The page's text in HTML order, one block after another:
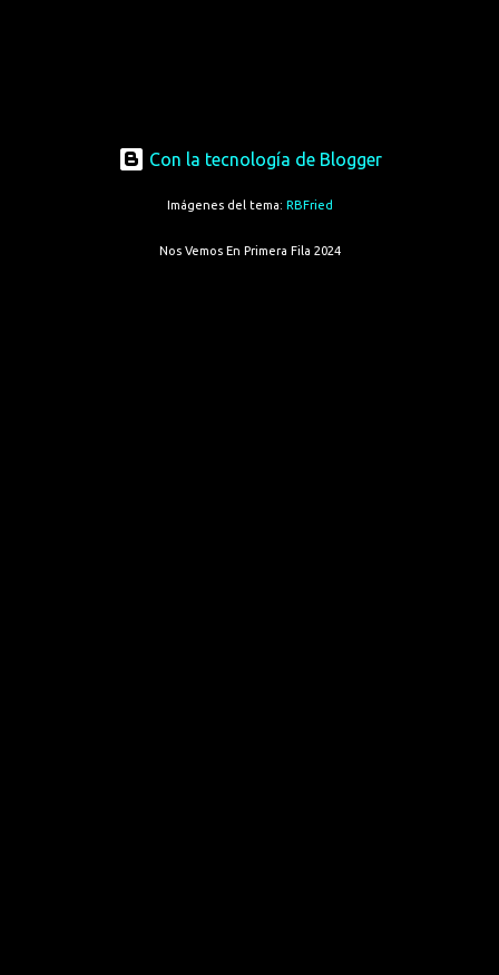
Con la tecnología de Blogger
Imágenes del tema: RBFried
Nos Vemos En Primera Fila 2024